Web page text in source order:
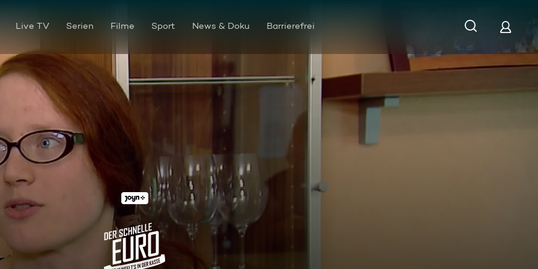
Live TV Serien Filme Sport News & Doku Barrierefrei
Ulanovska - Bosch-Scharein